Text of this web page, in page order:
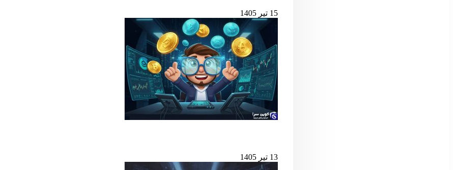
15 تیر 1405
13 تیر 1405